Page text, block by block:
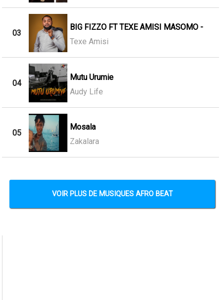
03
BIG FIZZO FT TEXE AMISI MASOMO -
Texe Amisi
04
Mutu Urumie
Audy Life
05
Mosala
Zakalara
VOIR PLUS DE MUSIQUES AFRO BEAT